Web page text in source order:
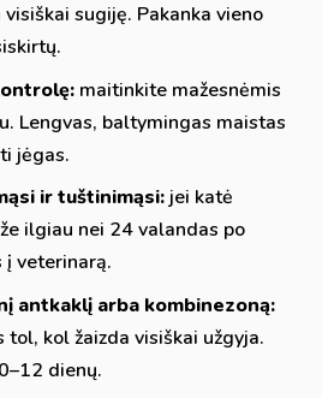
sugiję. Pakanka vieno
maitinkite mažesnėmis
Lengvas, baltymingas maistas
jėgas.
ir tuštinimąsi: jei katė
ilgiau nei 24 valandas po
į veterinarą.
antkaklį arba kombinezoną:
kol žaizda visiškai užgyja.
dienų.